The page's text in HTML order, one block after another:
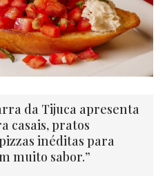
da Tijuca apresenta
casais, pratos
inéditas para
muito sabor.”